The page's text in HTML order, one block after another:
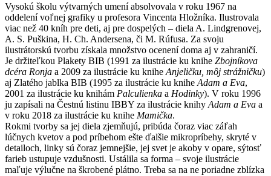
Vysokú školu výtvarných umení absolvovala v roku 1967 na
oddelení voľnej grafiky u profesora Vincenta Hložníka. Ilustrovala
viac než 40 kníh pre deti, aj pre dospelých – diela A. Lindgrenovej,
A. S. Puškina, H. Ch. Andersena, či M. Rúfusa. Za svoju
ilustrátorskú tvorbu získala množstvo ocenení doma aj v zahraničí.
Je držiteľkou Plakety BIB (1991 za ilustrácie ku knihe Zbojníkova
dcéra Ronja a 2009 za ilustrácie ku knihe Anjeličku, môj strážničku)
aj Zlatého jablka BIB (1995 za ilustrácie ku knihe Adam a Eva,
2001 za ilustrácie ku knihám Palculienka a Hodinky). V roku 1996
ju zapísali na Čestnú listinu IBBY za ilustrácie knihy Adam a Eva a
v roku 2018 za ilustrácie ku knihe Mamička.
Rokmi tvorby sa jej diela zjemňujú, pribúda čoraz viac záľah
lúčnych kvetov a pod príbehom ešte ďalšie mikropríbehy, skryté v
detailoch, linky sú čoraz jemnejšie, jej svet je akoby v opare, sýtosť
farieb ustupuje vzdušnosti. Ustálila sa forma – svoje ilustrácie
maľuje výlučne na škrobené plátno. Treba sa na ne poriadne zblízka